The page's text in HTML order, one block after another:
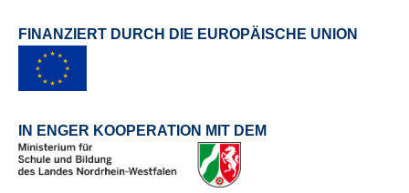
FINANZIERT DURCH DIE EUROPÄISCHE UNION
IN ENGER KOOPERATION MIT DEM